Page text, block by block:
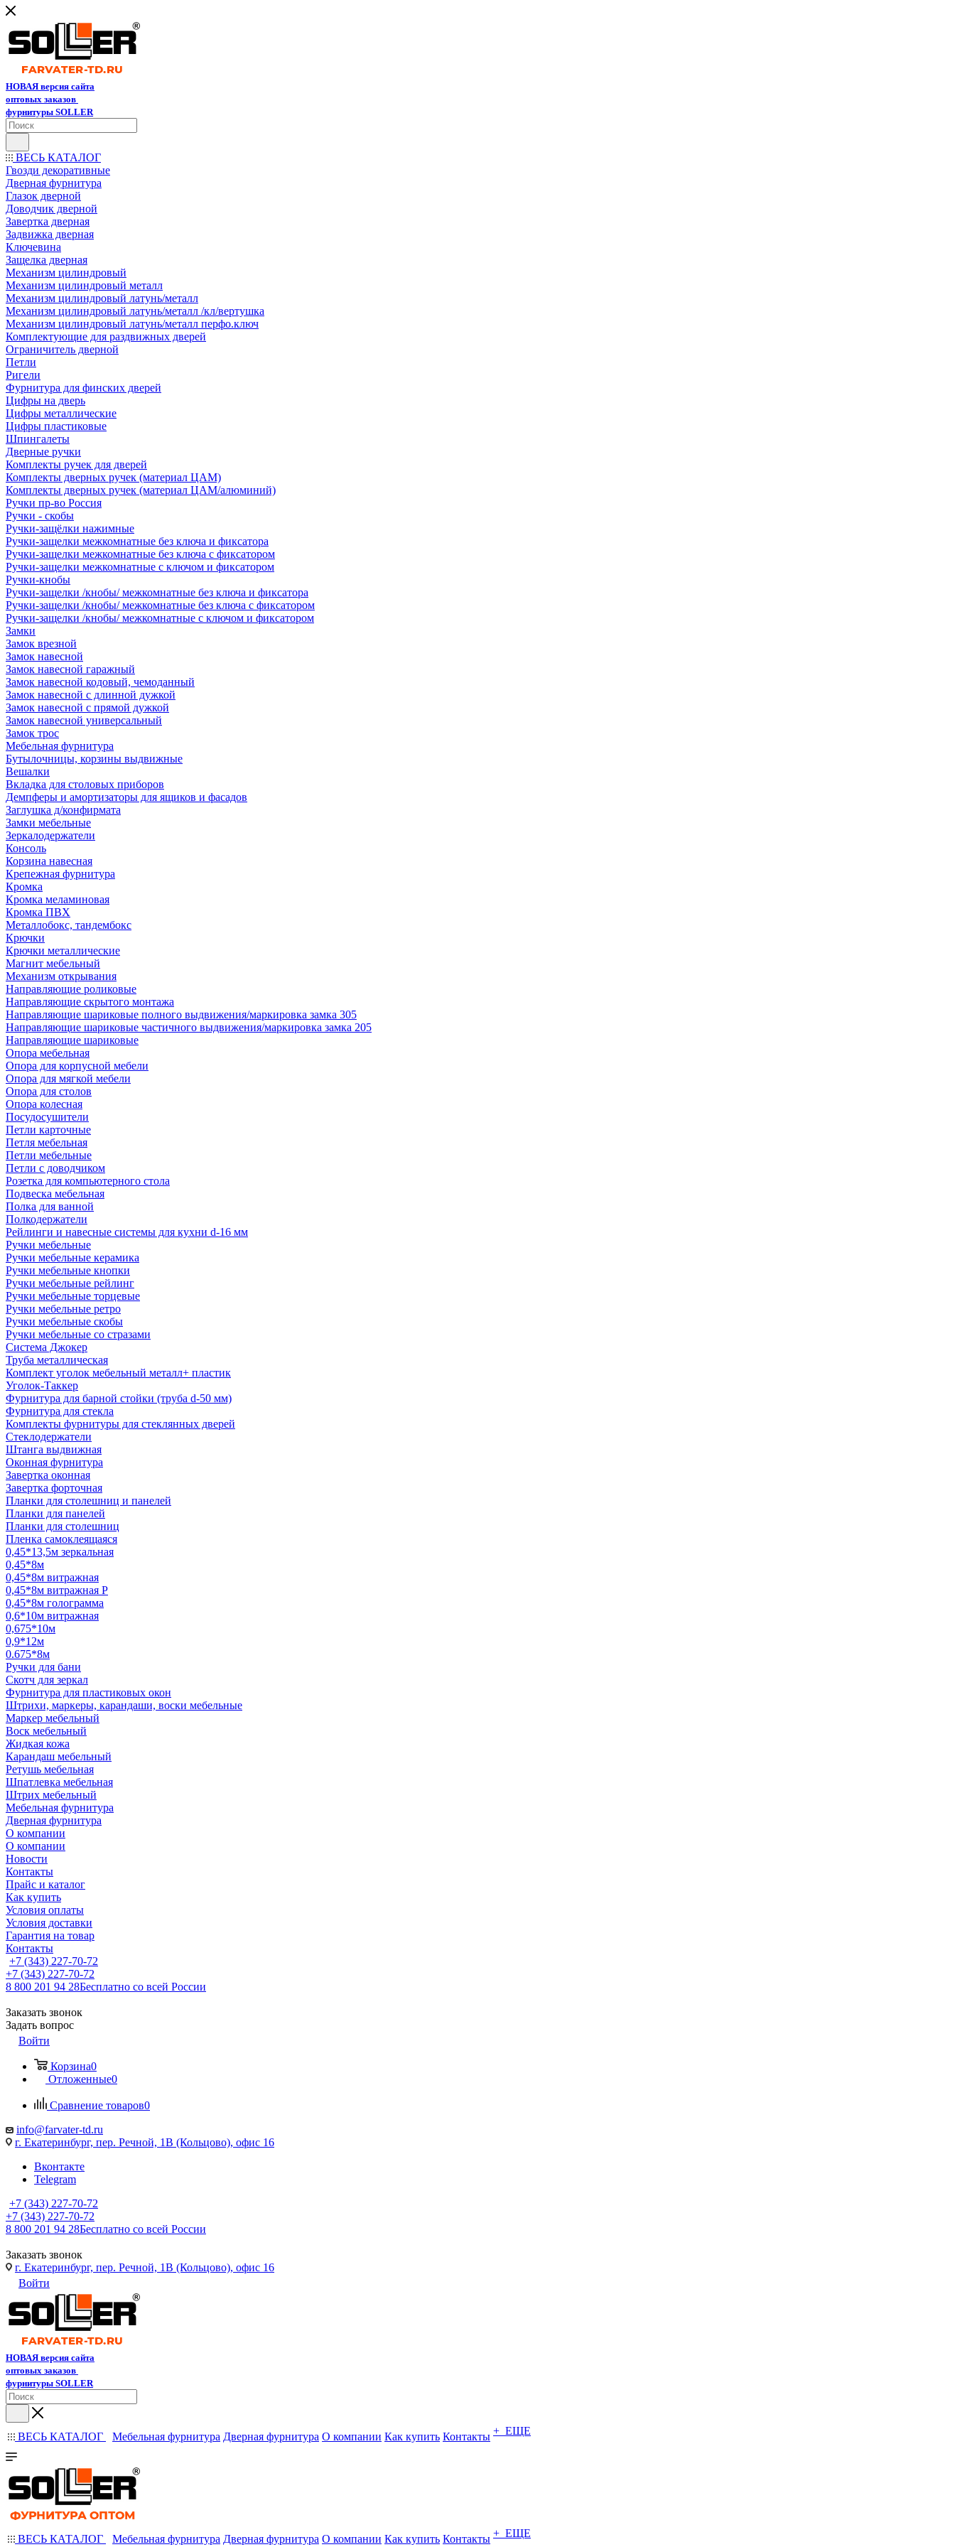
НОВАЯ версия сайта
оптовых заказов
фурнитуры SOLLER
ВЕСЬ КАТАЛОГ
Гвозди декоративные
Дверная фурнитура
Глазок дверной
Доводчик дверной
Завертка дверная
Задвижка дверная
Ключевина
Защелка дверная
Механизм цилиндровый
Механизм цилиндровый металл
Механизм цилиндровый латунь/металл
Механизм цилиндровый латунь/металл /кл/вертушка
Механизм цилиндровый латунь/металл перфо.ключ
Комплектующие для раздвижных дверей
Ограничитель дверной
Петли
Ригели
Фурнитура для финских дверей
Цифры на дверь
Цифры металлические
Цифры пластиковые
Шпингалеты
Дверные ручки
Комплекты ручек для дверей
Комплекты дверных ручек (материал ЦАМ)
Комплекты дверных ручек (материал ЦАМ/алюминий)
Ручки пр-во Россия
Ручки - скобы
Ручки-защёлки нажимные
Ручки-защелки межкомнатные без ключа и фиксатора
Ручки-защелки межкомнатные без ключа с фиксатором
Ручки-защелки межкомнатные с ключом и фиксатором
Ручки-кнобы
Ручки-защелки /кнобы/ межкомнатные без ключа и фиксатора
Ручки-защелки /кнобы/ межкомнатные без ключа с фиксатором
Ручки-защелки /кнобы/ межкомнатные с ключом и фиксатором
Замки
Замок врезной
Замок навесной
Замок навесной гаражный
Замок навесной кодовый, чемоданный
Замок навесной с длинной дужкой
Замок навесной с прямой дужкой
Замок навесной универсальный
Замок трос
Мебельная фурнитура
Бутылочницы, корзины выдвижные
Вешалки
Вкладка для столовых приборов
Демпферы и амортизаторы для ящиков и фасадов
Заглушка д/конфирмата
Замки мебельные
Зеркалодержатели
Консоль
Корзина навесная
Крепежная фурнитура
Кромка
Кромка меламиновая
Кромка ПВХ
Металлобокс, тандембокс
Крючки
Крючки металлические
Магнит мебельный
Механизм открывания
Направляющие роликовые
Направляющие скрытого монтажа
Направляющие шариковые полного выдвижения/маркировка замка 305
Направляющие шариковые частичного выдвижения/маркировка замка 205
Направляющие шариковые
Опора мебельная
Опора для корпусной мебели
Опора для мягкой мебели
Опора для столов
Опора колесная
Посудосушители
Петли карточные
Петля мебельная
Петли мебельные
Петли с доводчиком
Розетка для компьютерного стола
Подвеска мебельная
Полка для ванной
Полкодержатели
Рейлинги и навесные системы для кухни d-16 мм
Ручки мебельные
Ручки мебельные керамика
Ручки мебельные кнопки
Ручки мебельные рейлинг
Ручки мебельные торцевые
Ручки мебельные ретро
Ручки мебельные скобы
Ручки мебельные со стразами
Система Джокер
Труба металлическая
Комплект уголок мебельный металл+ пластик
Уголок-Таккер
Фурнитура для барной стойки (труба d-50 мм)
Фурнитура для стекла
Комплекты фурнитуры для стеклянных дверей
Стеклодержатели
Штанга выдвижная
Оконная фурнитура
Завертка оконная
Завертка форточная
Планки для столешниц и панелей
Планки для панелей
Планки для столешниц
Пленка самоклеящаяся
0,45*13,5м зеркальная
0,45*8м
0,45*8м витражная
0,45*8м витражная Р
0,45*8м голограмма
0,6*10м витражная
0,675*10м
0,9*12м
0.675*8м
Ручки для бани
Скотч для зеркал
Фурнитура для пластиковых окон
Штрихи, маркеры, карандаши, воски мебельные
Маркер мебельный
Воск мебельный
Жидкая кожа
Карандаш мебельный
Ретушь мебельная
Шпатлевка мебельная
Штрих мебельный
Мебельная фурнитура
Дверная фурнитура
О компании
О компании
Новости
Контакты
Прайс и каталог
Как купить
Условия оплаты
Условия доставки
Гарантия на товар
Контакты
+7 (343) 227-70-72
+7 (343) 227-70-72
8 800 201 94 28Бесплатно со всей России
Заказать звонок
Задать вопрос
Войти
Корзина0
Отложенные0
Сравнение товаров0
info@farvater-td.ru
г. Екатеринбург, пер. Речной, 1В (Кольцово), офис 16
Вконтакте
Telegram
+7 (343) 227-70-72
+7 (343) 227-70-72
8 800 201 94 28Бесплатно со всей России
Заказать звонок
г. Екатеринбург, пер. Речной, 1В (Кольцово), офис 16
Войти
НОВАЯ версия сайта
оптовых заказов
фурнитуры SOLLER
ВЕСЬ КАТАЛОГ Мебельная фурнитура Дверная фурнитура О компании Как купить Контакты + ЕЩЕ
ВЕСЬ КАТАЛОГ Мебельная фурнитура Дверная фурнитура О компании Как купить Контакты + ЕЩЕ